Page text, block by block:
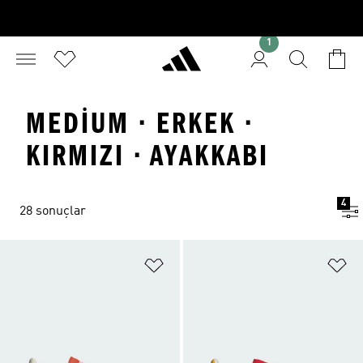
MEDIUM · ERKEK ·
KIRMIZI · AYAKKABI
28 sonuçlar
4